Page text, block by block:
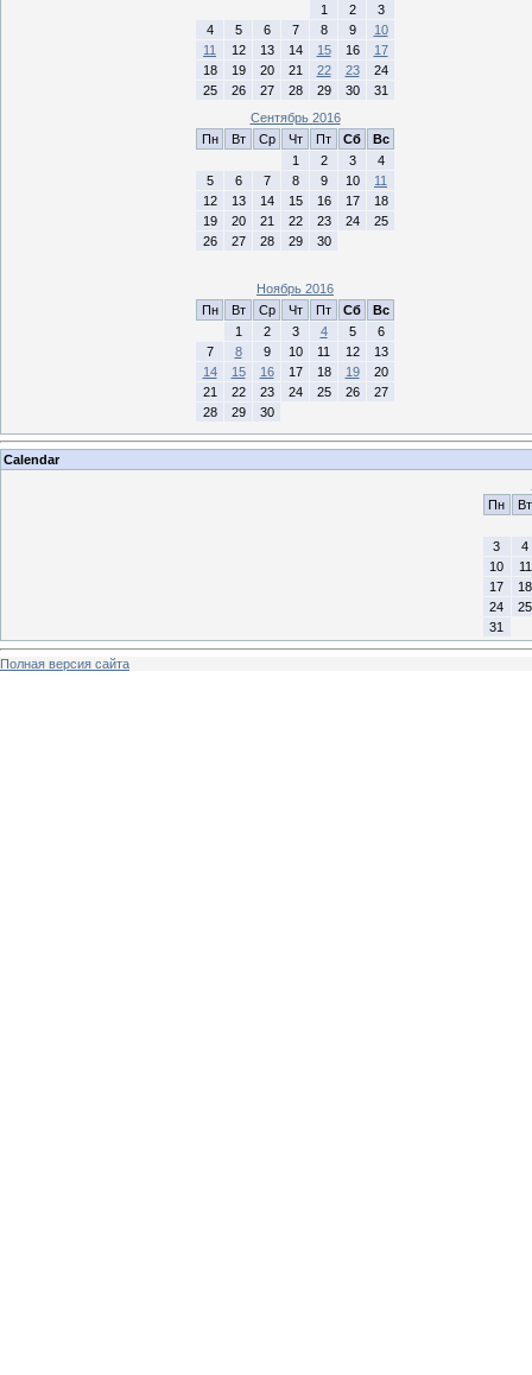
1
2
3
4
5 6 7 8 9
10
11
12 13 14 15 16
17
18
19 20 21 22 23
24
25
26 27 28 29 30
31
Сентябрь 2016
Пн
Вт Ср Чт Пт Сб
Вс
1
2 3
4
5
6 7 8 9 10
11
12
13 14 15 16 17
18
19
20 21 22 23 24
25
26
27 28 29 30
Ноябрь 2016
Пн
Вт Ср Чт Пт Сб
Вс
1
2 3 4 5
6
7
8 9 10 11 12
13
14
15 16 17 18 19
20
21
22 23 24 25 26
27
28
29 30
Calendar
Пн
Вт
3
4
10
11
17
18
24
25
31
Полная версия сайта